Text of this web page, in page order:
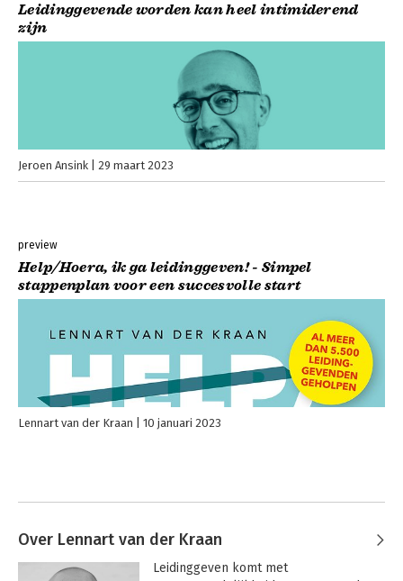
Leidinggevende worden kan heel intimiderend
zijn
Jeroen Ansink 29 maart 2023
preview
Help/Hoera, ik ga leidinggeven! - Simpel
stappenplan voor een succesvolle start
Lennart van der Kraan 10 januari 2023
Over Lennart van der Kraan
Leidinggeven komt met